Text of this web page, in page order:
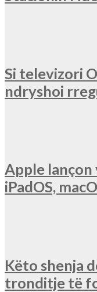
Si televizori
ndryshoi
Apple lançon
iPadOS,
Këto shenja
tronditje të